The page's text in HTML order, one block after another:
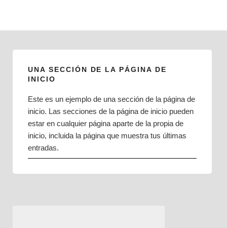
contenido
UNA SECCIÓN DE LA PÁGINA DE
INICIO
Este es un ejemplo de una sección de la página de
inicio. Las secciones de la página de inicio pueden
estar en cualquier página aparte de la propia de
inicio, incluida la página que muestra tus últimas
entradas.